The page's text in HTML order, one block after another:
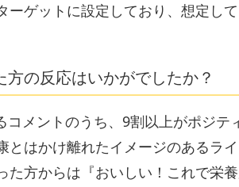
ーゲットに設定しており、想定し
の反応はいかがでしたか？
コメントのうち、9割以上がポジ
とはかけ離れたイメージのあるラ
た方からは『おいしい！これで栄